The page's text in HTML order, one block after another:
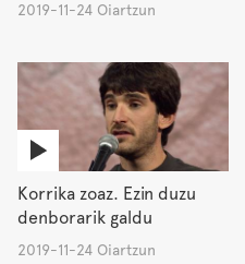
2019-11-24 Oiartzun
Korrika zoaz. Ezin duzu
denborarik galdu
2019-11-24 Oiartzun